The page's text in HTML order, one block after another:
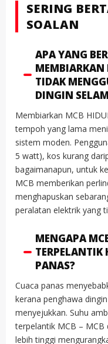
SERING
SOALAN
APA YANG
MEMBIARKAN
TIDAK
DINGIN
Membiarkan MCB
tempoh yang lama
sistem moden.
5 watt), kos kurang
bagaimanapun, untuk
MCB memberikan
menghapuskan
peralatan elektrik yang
MENGAPA
TERPELANTIK
PANAS?
Cuaca panas
kerana penghawa
menyejukkan. Suhu
terpelantik MCB – MCB
lebih tinggi